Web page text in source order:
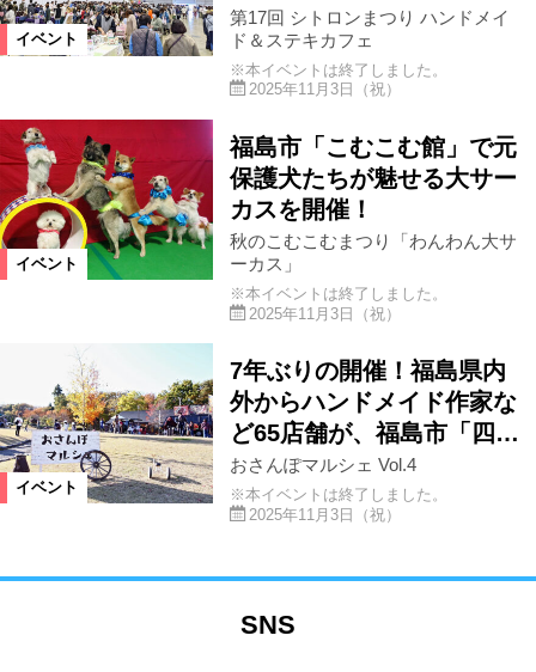
イベント
第17回 シトロンまつり ハンドメイ
ド＆ステキカフェ
※本イベントは終了しました。
2025年11月3日（祝）
イベント
福島市「こむこむ館」で元
保護犬たちが魅せる大サー
カスを開催！
秋のこむこむまつり「わんわん大サ
ーカス」
※本イベントは終了しました。
2025年11月3日（祝）
イベント
7年ぶりの開催！福島県内
外からハンドメイド作家な
ど65店舗が、福島市「四…
おさんぽマルシェ Vol.4
※本イベントは終了しました。
2025年11月3日（祝）
SNS